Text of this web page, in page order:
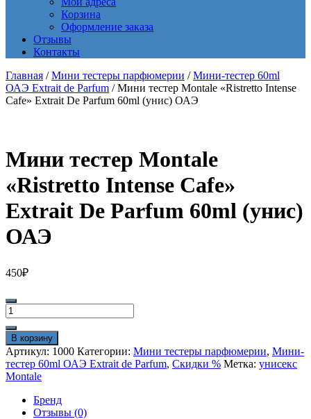
Корзина
Оформление заказа
Отзывы
Контакты
Главная /Мини тестеры парфюмерии /Мини-тестер 60ml
ОАЭ Extrait de Parfum / Мини тестер Montale «Ristretto Intense
Cafe» Extrait De Parfum 60ml (унис) ОАЭ
Мини тестер Montale
«Ristretto Intense Cafe»
Extrait De Parfum 60ml (унис)
ОАЭ
450₽
Количество
товара
Мини
тестер
Montale
"Ristretto
Intense
Cafe"
Extrait
В корзину
Артикул: 1000 Категории: Мини тестеры парфюмерии, Мини-
тестер 60ml ОАЭ Extrait de Parfum, Скидки % Метка: унисекс
Montale
Бренд
Отзывы (0)